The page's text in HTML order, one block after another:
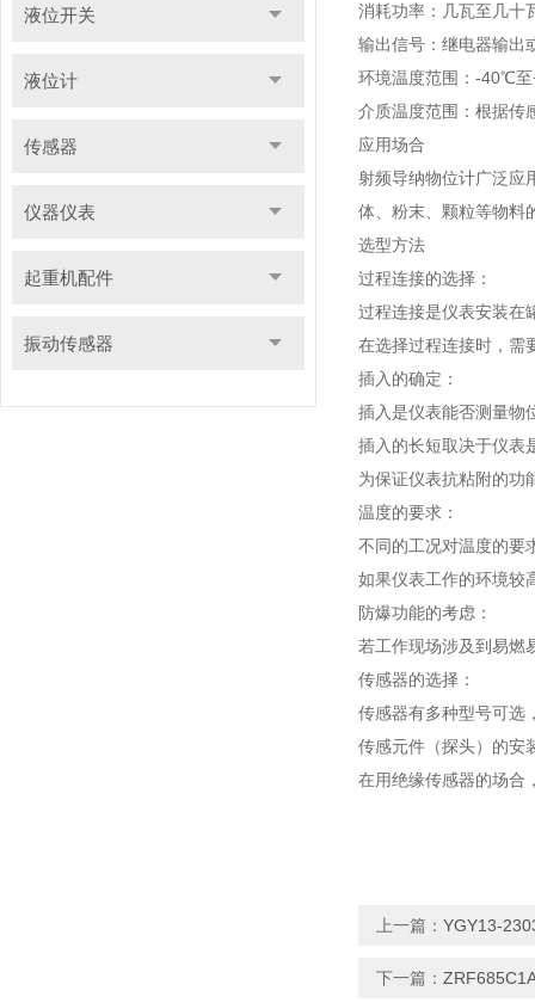
液位开关
液位计
传感器
仪器仪表
起重机配件
振动传感器
消耗功率：几瓦至几十
输出信号：继电器输出
环境温度范围：-40℃
介质温度范围：根据传
应用场合
射频导纳物位计广泛应
体、粉末、颗粒等物料
选型方法
过程连接的选择：
过程连接是仪表安装在
在选择过程连接时，需
插入的确定：
插入是仪表能否测量物
插入的长短取决于仪表
为保证仪表抗粘附的功
温度的要求：
不同的工况对温度的要
如果仪表工作的环境较
防爆功能的考虑：
若工作现场涉及到易燃
传感器的选择：
传感器有多种型号可选
传感元件（探头）的安
在用绝缘传感器的场合
上一篇： YGY13-
下一篇：